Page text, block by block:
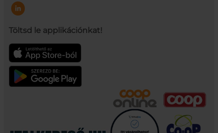
Töltsd le applikációnkat!